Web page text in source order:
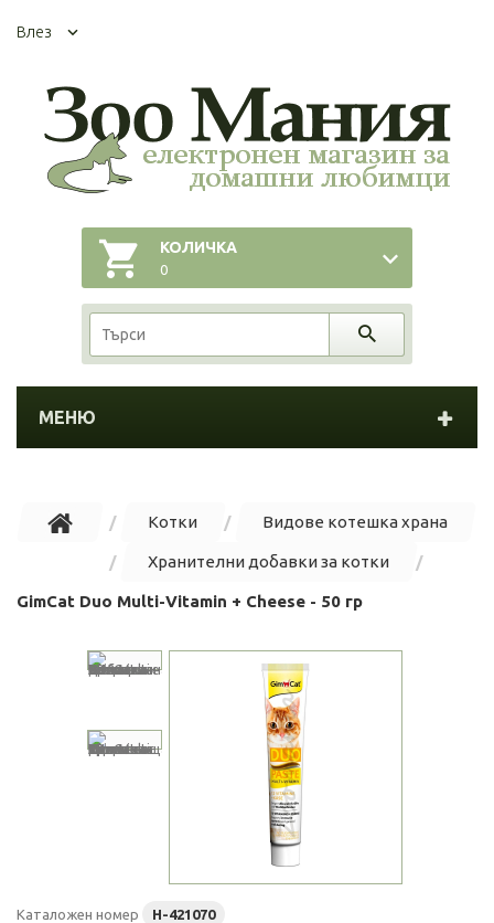
Влез
КОЛИЧКА
0
МЕНЮ
Котки Видове котешка храна
Хранителни добавки за котки
GimCat Duo Multi-Vitamin + Cheese - 50 гр
Каталожен номер H-421070